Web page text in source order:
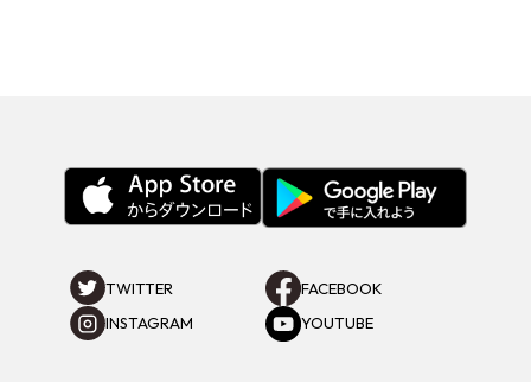
TWITTER
FACEBOOK
INSTAGRAM
YOUTUBE